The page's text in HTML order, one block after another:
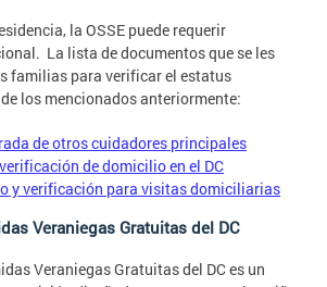
la OSSE puede requerir
La lista de documentos que se les
familias para verificar el estatus
los mencionados anteriormente:
de otros cuidadores principales
de domicilio en el DC
y verificación para visitas domiciliarias
Veraniegas Gratuitas del DC
Veraniegas Gratuitas del DC es un